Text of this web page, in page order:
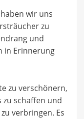
wir uns
zu
und
in Erinnerung
zu verschönern,
zu schaffen und
verbringen. Es